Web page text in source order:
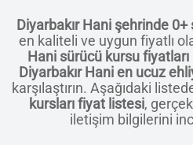
Diyarbakır Hani şehrinde
en kaliteli ve uygun fiyatlı
Hani sürücü kursu fiyatları
Diyarbakır Hani en ucuz
karşılaştırın. Aşağıdaki
kursları fiyat listesi,
iletişim bilgilerini